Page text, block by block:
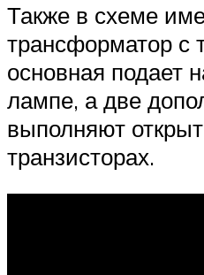
Также в схеме
трансформатор с
основная подает
лампе, а две
выполняют
транзисторах.